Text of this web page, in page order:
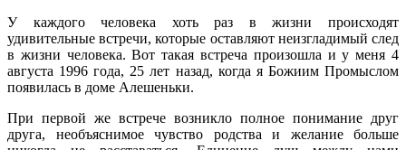
У каждого человека хоть раз в жизни происходят
удивительные встречи, которые оставляют неизгладимый след
в жизни человека. Вот такая встреча произошла и у меня 4
августа 1996 года, 25 лет назад, когда я Божиим Промыслом
появилась в доме Алешеньки.
При первой же встрече возникло полное понимание друг
друга, необъяснимое чувство родства и желание больше